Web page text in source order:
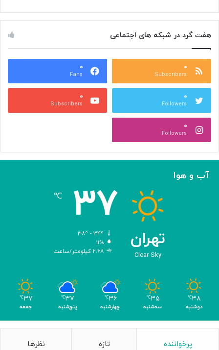
ط
ن
ی
ر
س
ش
ه
هفت گرد در شبکه های اجتماعی
۰
Subscribers
۰
Fans
۰
Followers
۰
Subscribers
۰
Followers
آب و هوا
تهران
Clear Sky
۳۷ ℃
۱۱%
۲.۶۸ کیلومتر/ساعت
۳۸℃
دوشنبه
۳۵℃
سه‌شنبه
۳۶℃
چهارشنبه
۳۷℃
پنج‌شنبه
۳۷℃
جمعه
پرخواننده تازه نظرها